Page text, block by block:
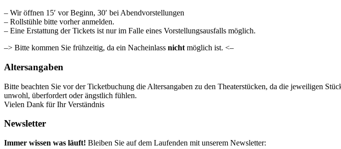
– Wir öffnen 15′ vor Beginn, 30′ bei Abendvorstellungen
– Rollstühle bitte vorher anmelden.
– Eine Erstattung der Tickets ist nur im Falle eines Vorstellungsausfalls möglich.
–> Bitte kommen Sie frühzeitig, da ein Nacheinlass nicht möglich ist. <–
Altersangaben
Bitte beachten Sie vor der Ticketbuchung die Altersangaben zu den Theaterstücken, da die jeweiligen
unwohl, überfordert oder ängstlich fühlen.
Vielen Dank für Ihr Verständnis
Newsletter
Immer wissen was läuft! Bleiben Sie auf dem Laufenden mit unserem Newsletter: